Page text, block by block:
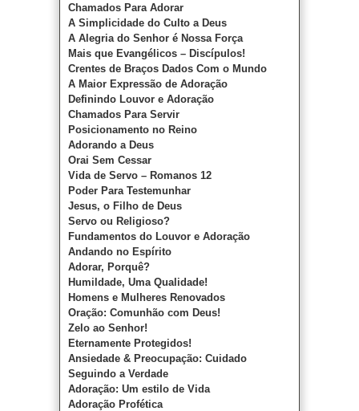
Chamados Para Adorar
A Simplicidade do Culto a Deus
A Alegria do Senhor é Nossa Força
Mais que Evangélicos – Discípulos!
Crentes de Braços Dados Com o Mundo
A Maior Expressão de Adoração
Definindo Louvor e Adoração
Chamados Para Servir
Posicionamento no Reino
Adorando a Deus
Orai Sem Cessar
Vida de Servo – Romanos 12
Poder Para Testemunhar
Jesus, o Filho de Deus
Servo ou Religioso?
Fundamentos do Louvor e Adoração
Andando no Espírito
Adorar, Porquê?
Humildade, Uma Qualidade!
Homens e Mulheres Renovados
Oração: Comunhão com Deus!
Zelo ao Senhor!
Eternamente Protegidos!
Ansiedade & Preocupação: Cuidado
Seguindo a Verdade
Adoração: Um estilo de Vida
Adoração Profética